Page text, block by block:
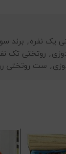
یک نفره, برند
, روتختی تک
, ست روتختی